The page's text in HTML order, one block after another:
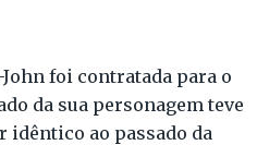
foi contratada para o
da sua personagem teve
idêntico ao passado da